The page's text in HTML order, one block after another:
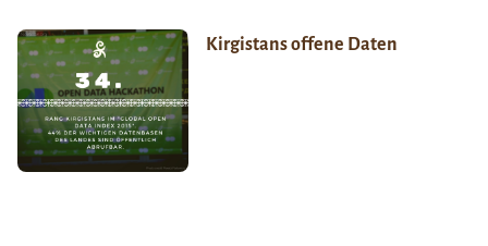
Kirgistans offene Daten